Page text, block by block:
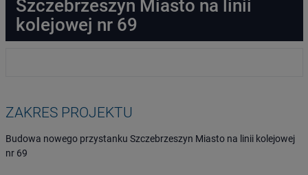
Szczebrzeszyn Miasto na linii
kolejowej nr 69
ZAKRES PROJEKTU
Budowa nowego przystanku Szczebrzeszyn Miasto na linii kolejowej
nr 69